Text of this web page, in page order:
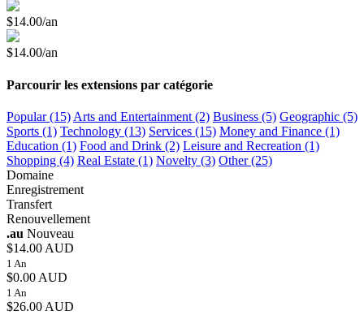
$14.00/an
$14.00/an
Parcourir les extensions par catégorie
Popular (15) Arts and Entertainment (2) Business (5) Geographic (5)
Sports (1) Technology (13) Services (15) Money and Finance (1)
Education (1) Food and Drink (2) Leisure and Recreation (1)
Shopping (4) Real Estate (1) Novelty (3) Other (25)
Domaine
Enregistrement
Transfert
Renouvellement
.au Nouveau
$14.00 AUD
1 An
$0.00 AUD
1 An
$26.00 AUD